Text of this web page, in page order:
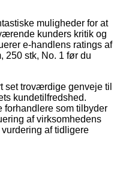
muligheder for at
kunders kritik og
e-handlens ratings af
250 stk, No. 1 før du
set troværdige genveje til
kundetilfredshed.
forhandlere som tilbyder
af virksomhedens
af tidligere